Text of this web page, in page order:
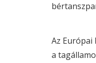
Az Európai
a